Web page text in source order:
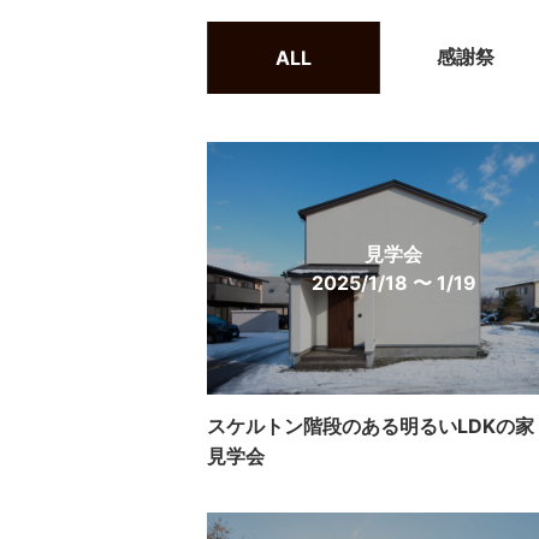
ALL 感謝祭
見学会
2025/1/18 〜 1/19
スケルトン階段のある明るいLDKの家
見学会